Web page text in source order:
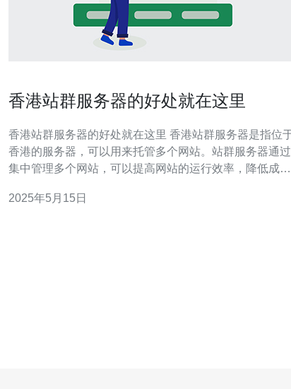
香港站群服务器的好处就在这里
香港站群服务器的好处就在这里 香港站群服务器是指位于
香港的服务器，可以用来托管多个网站。站群服务器通过
集中管理多个网站，可以提高网站的运行效率，降低成
可以更快地响应用户请求，提升网站访问速度。尤其是对
2025年5月15日